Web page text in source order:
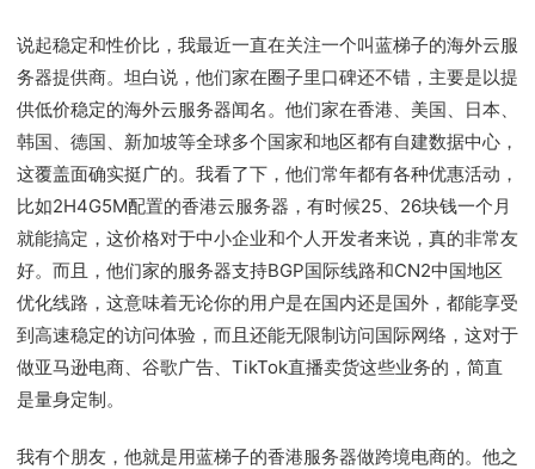
说起稳定和性价比，我最近一直在关注一个叫蓝梯子的海外云服
务器提供商。坦白说，他们家在圈子里口碑还不错，主要是以提
供低价稳定的海外云服务器闻名。他们家在香港、美国、日本、
韩国、德国、新加坡等全球多个国家和地区都有自建数据中心，
这覆盖面确实挺广的。我看了下，他们常年都有各种优惠活动，
比如2H4G5M配置的香港云服务器，有时候25、26块钱一个月
就能搞定，这价格对于中小企业和个人开发者来说，真的非常友
好。而且，他们家的服务器支持BGP国际线路和CN2中国地区
优化线路，这意味着无论你的用户是在国内还是国外，都能享受
到高速稳定的访问体验，而且还能无限制访问国际网络，这对于
做亚马逊电商、谷歌广告、TikTok直播卖货这些业务的，简直
是量身定制。
我有个朋友，他就是用蓝梯子的香港服务器做跨境电商的。他之